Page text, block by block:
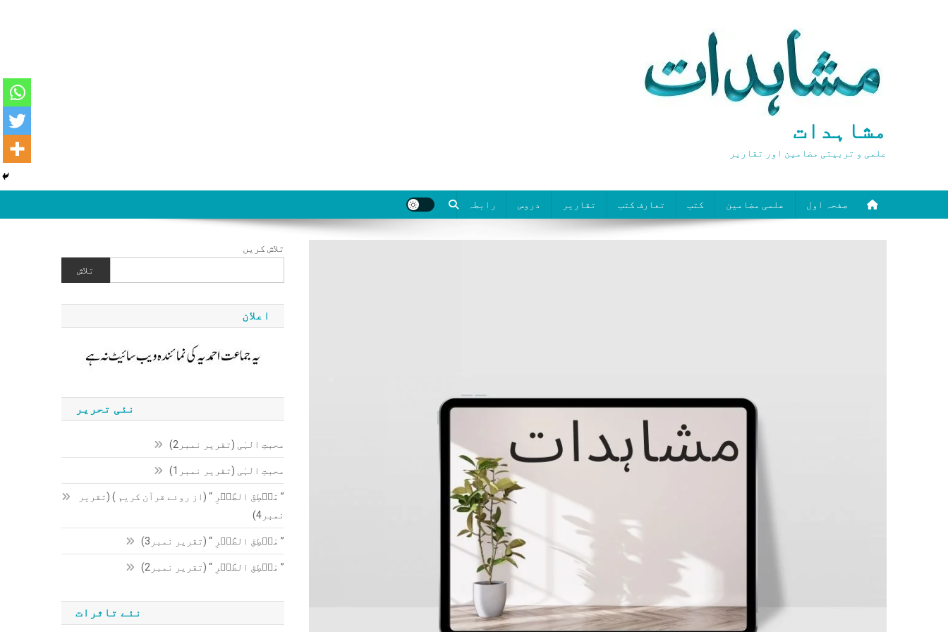
مشاہدات
علمی و تربیتی مضامین اور تقاریر
صفحہ اول علمی مضامین کتب تعارف کتب تقاریر دروس رابطہ
تلاش کریں
تلاش
اعلان
نئی تحریر
محبتِ الہٰی (تقریر نمبر2)
محبتِ الہٰی (تقریر نمبر1)
” مَنۡطِقَ الطَّیۡرِ “ (از روئے قرآن کریم ) (تقریر
نمبر4)
” مَنۡطِقَ الطَّیۡرِ “ (تقریر نمبر3)
” مَنۡطِقَ الطَّیۡرِ “ (تقریر نمبر2)
نئے تاثرات